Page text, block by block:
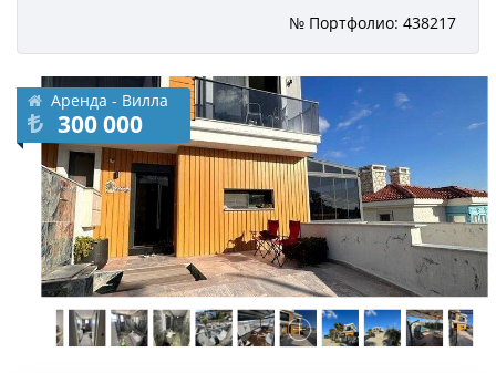
№ Портфолио: 438217
Аренда - Вилла
300 000